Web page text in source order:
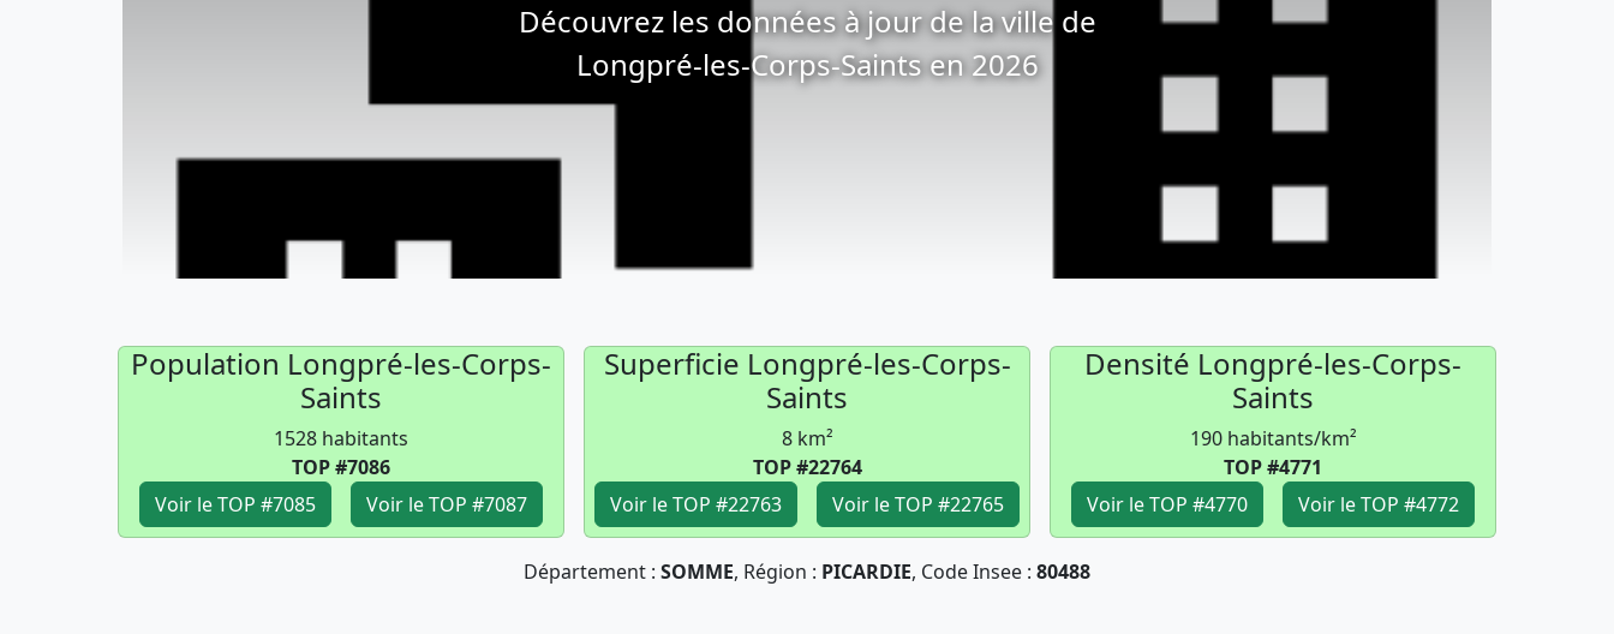
Découvrez les données à jour de la ville de
Longpré-les-Corps-Saints en 2026
Population Longpré-les-Corps-
Saints
1528 habitants
TOP #7086
Voir le TOP #7085
Voir le TOP #7087
Superficie Longpré-les-Corps-
Saints
8 km²
TOP #22764
Voir le TOP #22763
Voir le TOP #22765
Densité Longpré-les-Corps-
Saints
190 habitants/km²
TOP #4771
Voir le TOP #4770
Voir le TOP #4772
Département : SOMME, Région : PICARDIE, Code Insee : 80488